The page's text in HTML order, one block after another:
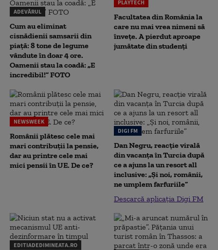
ADEVĂRUL
Cum au eliminat
cisnădienii samsarii din
piață: 8 tone de legume
vândute în doar 4 ore.
Oamenii stau la coadă: „E
incredibil!” FOTO
PLAYTECH
Facultatea din România la
care nu mai vrea nimeni să
înveţe. A pierdut aproape
jumătate din studenţi
NEWSWEEK
Românii plătesc cele mai
mari contribuții la pensie,
dar au printre cele mai
mici pensii în UE. De ce?
DIGI FM
Dan Negru, reacție virală
din vacanța în Turcia după
ce a ajuns la un resort all
inclusive: „Și noi, românii,
ne umplem farfuriile”
Descarcă aplicația Digi FM
EDITIADEDIMINEATA.RO